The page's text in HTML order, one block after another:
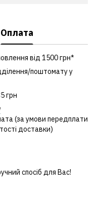
Оплата
від 1500 грн*
поштомату у
грн
(за умови передплати
доставки)
спосіб для Вас!